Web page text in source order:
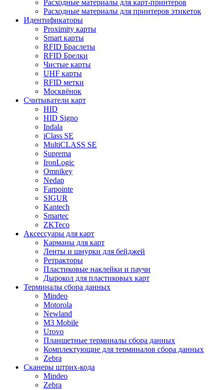
Расходные материалы для карт-принтеров
Расходные материалы для принтеров этикеток
Идентификаторы
Proximity карты
Smart карты
RFID Браслеты
RFID Брелки
Чистые карты
UHF карты
RFID метки
Москвёнок
Считыватели карт
HID
HID Signo
Indala
iClass SE
MultiCLASS SE
Suprema
IronLogic
Omnikey
Nedap
Farpointe
SIGUR
Kantech
Smartec
ZKTeco
Аксессуары для карт
Карманы для карт
Ленты и шнурки для бейджей
Ретракторы
Пластиковые наклейки и паучи
Дырокол для пластиковых карт
Терминалы сбора данных
Mindeo
Motorola
Newland
M3 Mobile
Urovo
Планшетные терминалы сбора данных
Комплектующие для терминалов сбора данных
Zebra
Сканеры штрих-кода
Mindeo
Zebra